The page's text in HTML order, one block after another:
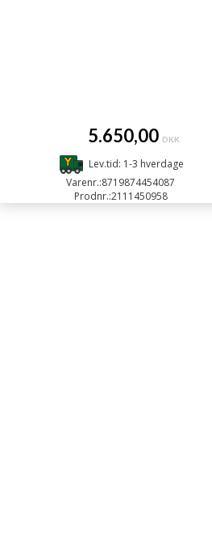
5.650,00 DKK
Lev.tid: 1-3 hverdage
Varenr.:8719874454087
Prodnr.:2111450958